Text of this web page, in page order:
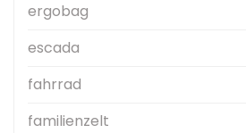
ergobag
escada
fahrrad
familienzelt